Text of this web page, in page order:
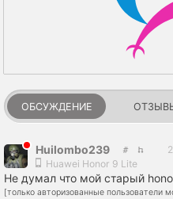
ОБСУЖДЕНИЕ
Huilombo239
Huawei Honor 9 Lite
Не думал что мой старый
[только авторизованные пользователи